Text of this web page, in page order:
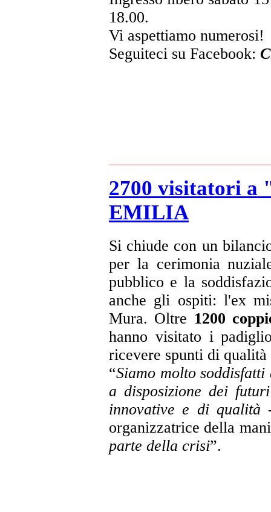
18.00.
Vi aspettiamo numerosi!
Seguiteci su Facebook:
2700 visitatori a
EMILIA
Si chiude con un
per la cerimonia
pubblico e la
anche gli ospiti: l'ex
Mura. Oltre 1200
hanno visitato i
ricevere spunti di
“Siamo molto
a disposizione dei
innovative e di qualità
organizzatrice della
parte della crisi”.